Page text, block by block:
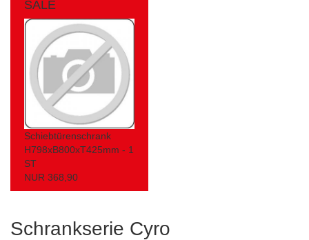
SALE
Schiebtürenschrank
H798xB800xT425mm - 1
ST
NUR 368,90
Schrankserie Cyro